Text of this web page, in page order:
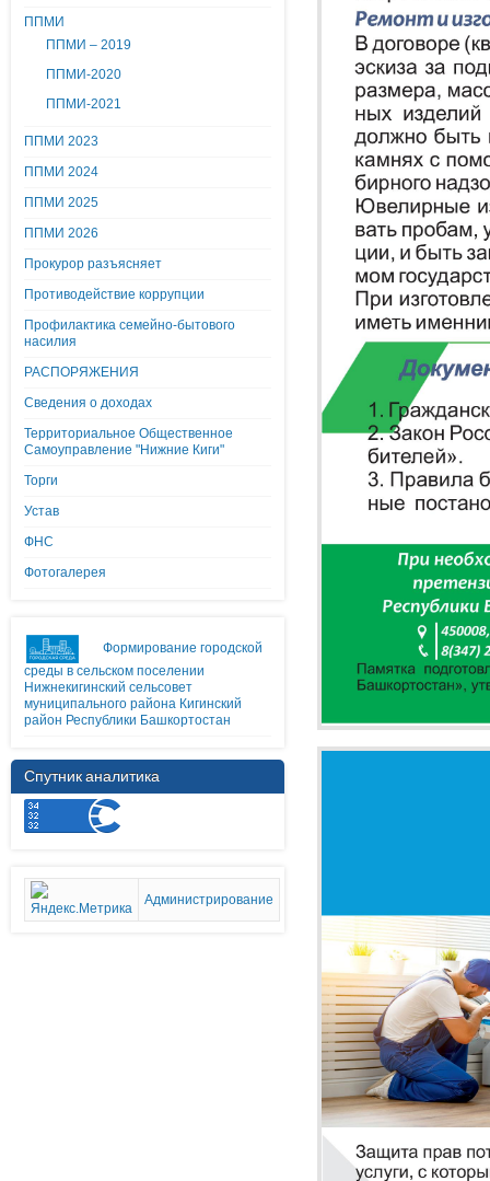
ППМИ
ППМИ – 2019
ППМИ-2020
ППМИ-2021
ППМИ 2023
ППМИ 2024
ППМИ 2025
ППМИ 2026
Прокурор разъясняет
Противодействие коррупции
Профилактика семейно-бытового
насилия
РАСПОРЯЖЕНИЯ
Сведения о доходах
Территориальное Общественное
Самоуправление "Нижние Киги"
Торги
Устав
ФНС
Фотогалерея
Формирование городской
среды в сельском поселении
Нижнекигинский сельсовет
муниципального района Кигинский
район Республики Башкортостан
Спутник аналитика
Администрирование